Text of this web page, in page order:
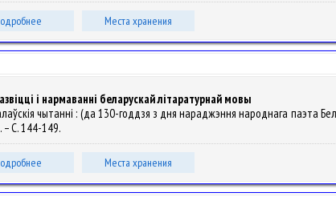
Места хранения
і нармаванні беларускай літаратурнай мовы
чытанні : (да 130-годдзя з дня нараджэння народнага паэта
– С. 144-149.
Места хранения